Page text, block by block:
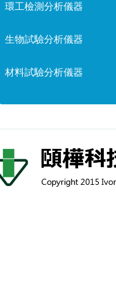
環工檢測分析儀器
生物試驗分析儀器
材料試驗分析儀器